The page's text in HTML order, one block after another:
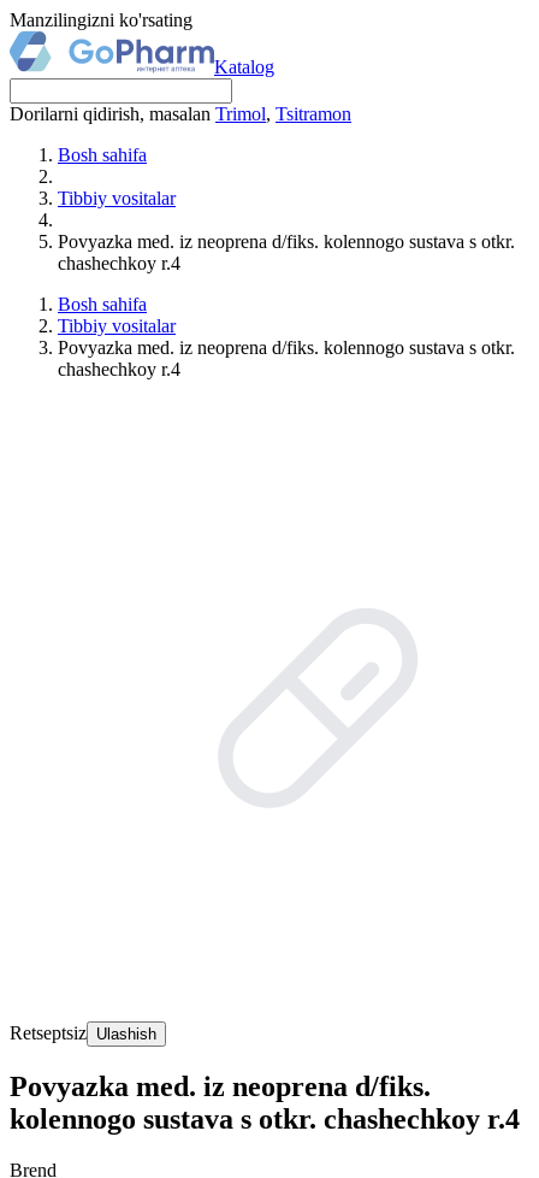
Manzilingizni ko'rsating
Katalog
Dorilarni qidirish, masalan Trimol, Tsitramon
Bosh sahifa
Tibbiy vositalar
Povyazka med. iz neoprena d/fiks. kolennogo sustava s otkr.
chashechkoy r.4
Bosh sahifa
Tibbiy vositalar
Povyazka med. iz neoprena d/fiks. kolennogo sustava s otkr.
chashechkoy r.4
Retseptsiz Ulashish
Povyazka med. iz neoprena d/fiks.
kolennogo sustava s otkr. chashechkoy r.4
Brend